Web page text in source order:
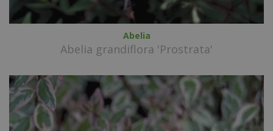
Abelia
Abelia grandiflora 'Prostrata'